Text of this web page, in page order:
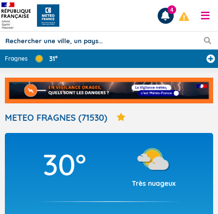
Prévisions
TOUS LES RÉSULTATS
Articles
4
Fragnes 31°
METEO FRAGNES (71530)
30°
Très nuageux